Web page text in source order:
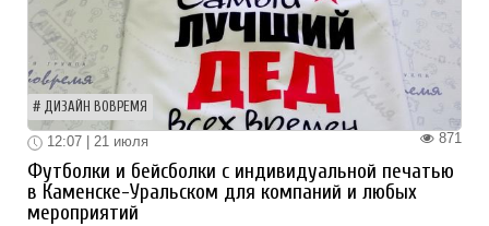
ДИЗАЙН ВОВРЕМЯ
871
12:07 | 21 июля
Футболки и бейсболки с индивидуальной печатью
в Каменске-Уральском для компаний и любых
мероприятий